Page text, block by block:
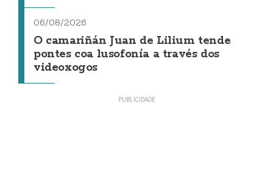
06/08/2026
O camariñán Juan de Lilium tende
pontes coa lusofonía a través dos
videoxogos